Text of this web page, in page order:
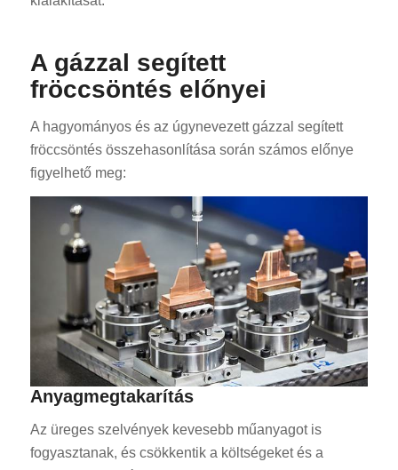
A gázzal segített
fröccsöntés előnyei
A hagyományos és az úgynevezett gázzal segített
fröccsöntés összehasonlítása során számos előnye
figyelhető meg:
Anyagmegtakarítás
Az üreges szelvények kevesebb műanyagot is
fogyasztanak, és csökkentik a költségeket és a